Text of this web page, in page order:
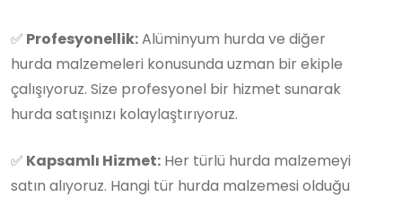
✅ Profesyonellik:Alüminyum hurda ve diğer
hurda malzemeleri konusunda uzman bir ekiple
çalışıyoruz. Size profesyonel bir hizmet sunarak
hurda satışınızı kolaylaştırıyoruz.
✅ Kapsamlı Hizmet: Her türlü hurda malzemeyi
satın alıyoruz. Hangi tür hurda malzemesi olduğu